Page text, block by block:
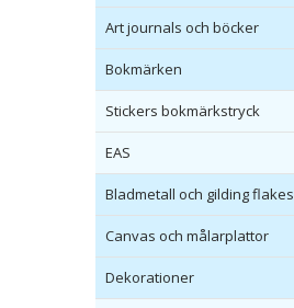
Art journals och böcker
Bokmärken
Stickers bokmärkstryck
EAS
Bladmetall och gilding flakes
Canvas och målarplattor
Dekorationer